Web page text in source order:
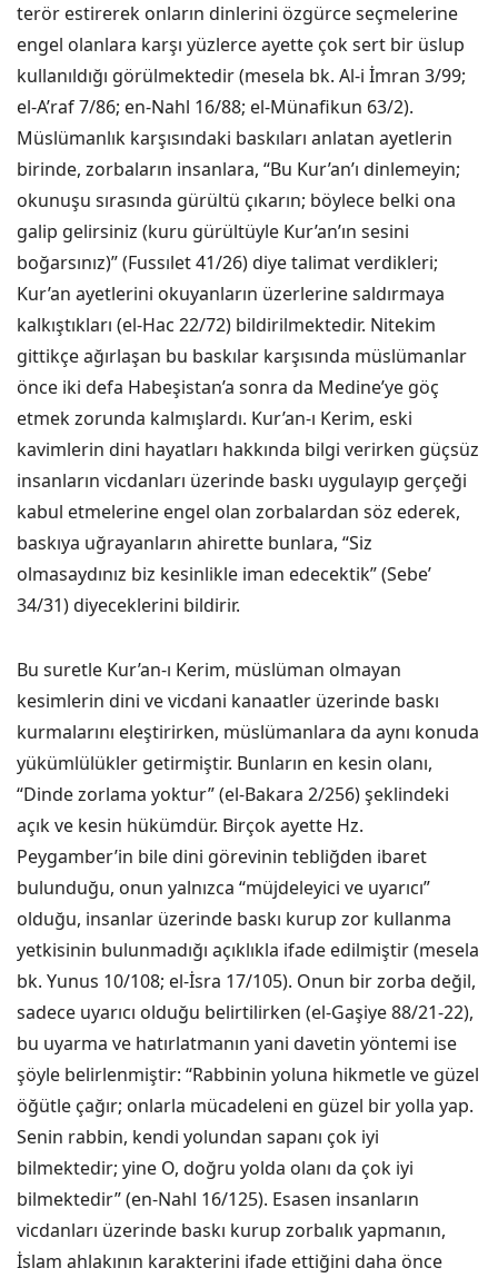
terör estirerek onların dinlerini özgürce seçmelerine
engel olanlara karşı yüzlerce ayette çok sert bir üslup
kullanıldığı görülmektedir (mesela bk. Al-i İmran 3/99;
el-A’raf 7/86; en-Nahl 16/88; el-Münafikun 63/2).
Müslümanlık karşısındaki baskıları anlatan ayetlerin
birinde, zorbaların insanlara, “Bu Kur’an’ı dinlemeyin;
okunuşu sırasında gürültü çıkarın; böylece belki ona
galip gelirsiniz (kuru gürültüyle Kur’an’ın sesini
boğarsınız)” (Fussılet 41/26) diye talimat verdikleri;
Kur’an ayetlerini okuyanların üzerlerine saldırmaya
kalkıştıkları (el-Hac 22/72) bildirilmektedir. Nitekim
gittikçe ağırlaşan bu baskılar karşısında müslümanlar
önce iki defa Habeşistan’a sonra da Medine’ye göç
etmek zorunda kalmışlardı. Kur’an-ı Kerim, eski
kavimlerin dini hayatları hakkında bilgi verirken güçsüz
insanların vicdanları üzerinde baskı uygulayıp gerçeği
kabul etmelerine engel olan zorbalardan söz ederek,
baskıya uğrayanların ahirette bunlara, “Siz
olmasaydınız biz kesinlikle iman edecektik” (Sebe’
34/31) diyeceklerini bildirir.
Bu suretle Kur’an-ı Kerim, müslüman olmayan
kesimlerin dini ve vicdani kanaatler üzerinde baskı
kurmalarını eleştirirken, müslümanlara da aynı konuda
yükümlülükler getirmiştir. Bunların en kesin olanı,
“Dinde zorlama yoktur” (el-Bakara 2/256) şeklindeki
açık ve kesin hükümdür. Birçok ayette Hz.
Peygamber’in bile dini görevinin tebliğden ibaret
bulunduğu, onun yalnızca “müjdeleyici ve uyarıcı”
olduğu, insanlar üzerinde baskı kurup zor kullanma
yetkisinin bulunmadığı açıklıkla ifade edilmiştir (mesela
bk. Yunus 10/108; el-İsra 17/105). Onun bir zorba değil,
sadece uyarıcı olduğu belirtilirken (el-Gaşiye 88/21-22),
bu uyarma ve hatırlatmanın yani davetin yöntemi ise
şöyle belirlenmiştir: “Rabbinin yoluna hikmetle ve güzel
öğütle çağır; onlarla mücadeleni en güzel bir yolla yap.
Senin rabbin, kendi yolundan sapanı çok iyi
bilmektedir; yine O, doğru yolda olanı da çok iyi
bilmektedir” (en-Nahl 16/125). Esasen insanların
vicdanları üzerinde baskı kurup zorbalık yapmanın,
İslam ahlakının karakterini ifade ettiğini daha önce